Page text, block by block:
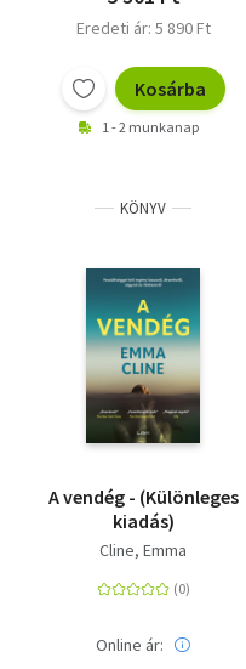
Eredeti ár: 5 890 Ft
Kosárba
1 - 2 munkanap
KÖNYV
A vendég - (Különleges
kiadás)
Cline, Emma
Online ár: